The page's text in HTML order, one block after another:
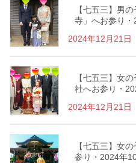
【七五三】男
寺」へお参り・
2024年12月21日
【七五三】女
社へお参り・
2024年12月21日
【七五三】女
参り・2024年